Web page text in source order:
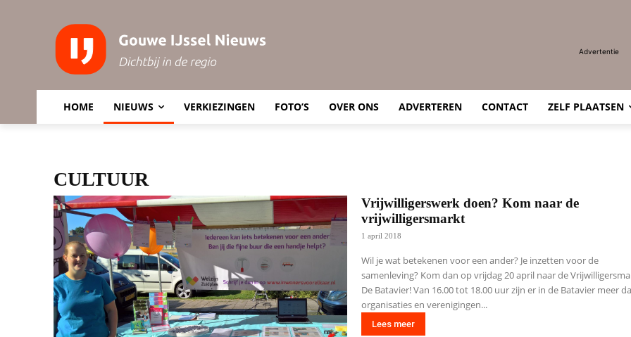
Advertentie
HOME NIEUWS VERKIEZINGEN FOTO’S OVER ONS ADVERTEREN CONTACT ZELF PLAATSEN
CULTUUR
Vrijwilligerswerk doen? Kom naar de
vrijwilligersmarkt
1 april 2018
Wil je wat betekenen voor een ander? Je inzetten voor de
samenleving? Kom dan op vrijdag 20 april naar de
De Batavier! Van 16.00 tot 18.00 uur zijn er in de Batavier meer
organisaties en verenigingen...
Lees meer